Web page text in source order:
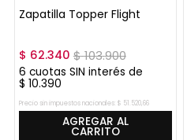
Zapatilla Topper Flight
$ 62.340 $103.900
6 cuotas SIN interés de
$ 10.390
Precio sin impuestos nacionales: $ 51 520,66
AGREGAR AL
CARRITO